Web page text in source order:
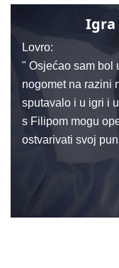
Igra
Lovro:
" Osjećao sam bol
nogomet na razini
sputavalo i u igri i
s Filipom mogu
ostvarivati svoj